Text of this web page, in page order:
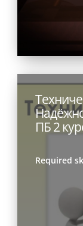
ПБ 2
Required